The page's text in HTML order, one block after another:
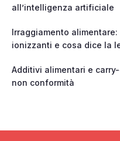
all’intelligenza artificiale
Irraggiamento
ionizzanti e cosa dice la
Additivi alimentari e
non conformità